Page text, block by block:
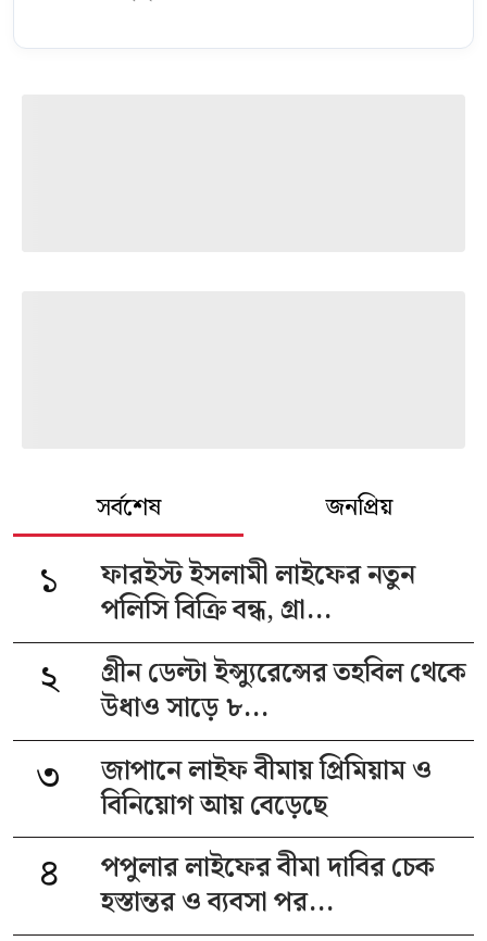
সর্বশেষ জনপ্রিয়
১
ফারইস্ট ইসলামী লাইফের নতুন
পলিসি বিক্রি বন্ধ, গ্রা...
২
গ্রীন ডেল্টা ইন্স্যুরেন্সের তহবিল থেকে
উধাও সাড়ে ৮...
৩
জাপানে লাইফ বীমায় প্রিমিয়াম ও
বিনিয়োগ আয় বেড়েছে
৪
পপুলার লাইফের বীমা দাবির চেক
হস্তান্তর ও ব্যবসা পর...